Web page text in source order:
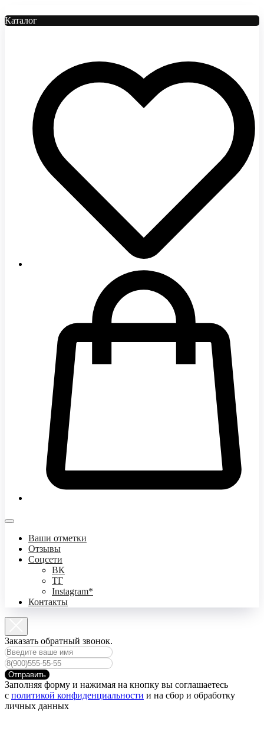
Каталог
Ваши отметки
Отзывы
Соцсети
ВК
ТГ
Instagram*
Контакты
Заказать обратный звонок.
Отправить
Заполняя форму и нажимая на кнопку вы соглашаетесь
с политикой конфиденциальности и на сбор и обработку
личных данных